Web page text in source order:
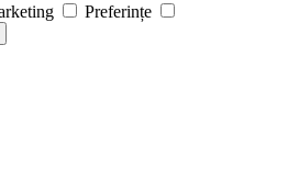
Preferințe